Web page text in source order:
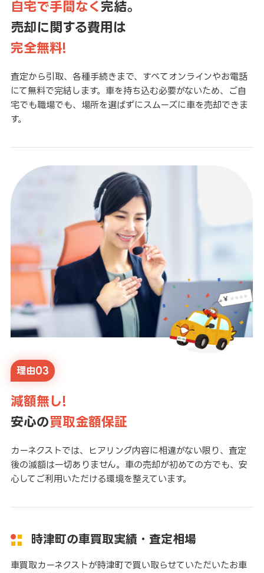
自宅で手間なく 完結。
売却に関する費用は
完全無料!
査定から引取、各種手続きまで、すべてオンラインやお電話
にて無料で完結します。車を持ち込む必要がないため、ご自
宅でも職場でも、場所を選ばずにスムーズに車を売却できま
す。
理由03
減額無し!
安心の買取金額保証
カーネクストでは、ヒアリング内容に相違がない限り、査定
後の減額は一切ありません。車の売却が初めての方でも、安
心してご利用いただける環境を整えています。
時津町の車買取実績・査定相場
車買取カーネクストが時津町で買い取らせていただいたお車